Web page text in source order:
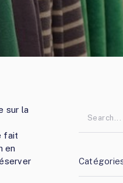
sur la
fait
en